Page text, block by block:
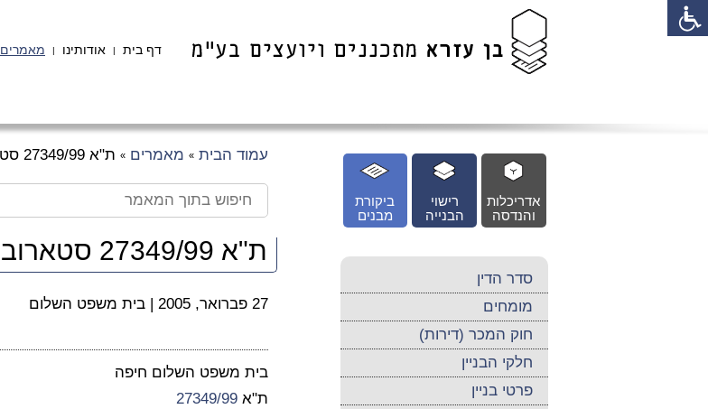
דף בית | אודותינו | מאמרים
עמוד הבית » מאמרים » ת"א 27349/99 סטארובין נ' שו"פ
ת"א 27349/99 סטארובין נ' שו"פ
27 פברואר, 2005 | בית משפט השלום
בית משפט השלום חיפה
ת"א 27349/99
ביקורת
מבנים
רישוי
הבנייה
אדריכלות
והנדסה
סדר הדין
מומחים
חוק המכר (דירות)
חלקי הבניין
פרטי בניין